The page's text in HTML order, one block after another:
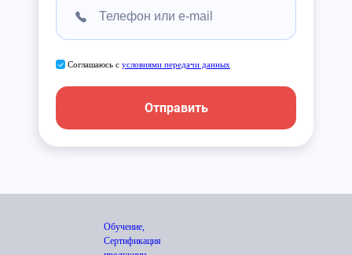
Соглашаюсь с условиями передачи данных
Отправить
Обучение,
Сертификация